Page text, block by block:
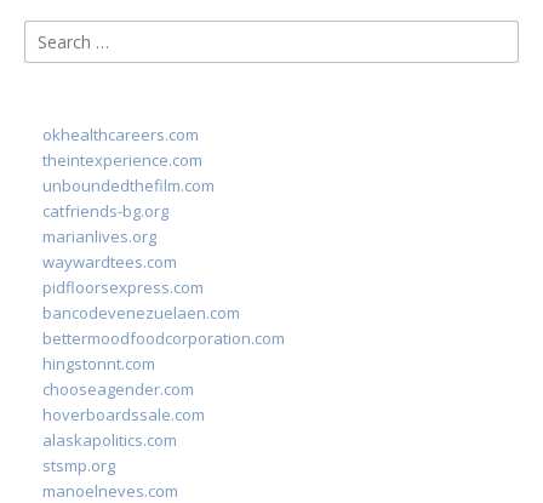
Search
for:
okhealthcareers.com
theintexperience.com
unboundedthefilm.com
catfriends-bg.org
marianlives.org
waywardtees.com
pidfloorsexpress.com
bancodevenezuelaen.com
bettermoodfoodcorporation.com
hingstonnt.com
chooseagender.com
hoverboardssale.com
alaskapolitics.com
stsmp.org
manoelneves.com